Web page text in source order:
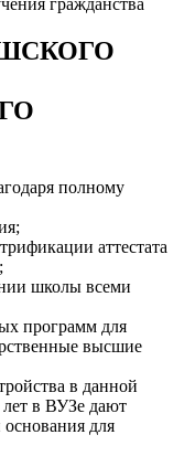
гражданства
полному
аттестата
школы всеми
программ для
высшие
в данной
в ВУЗе дают
для